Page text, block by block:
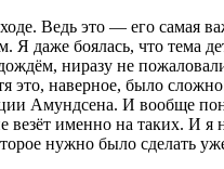
Ведь это — его
даже боялась, что тема
ниразу не
это, наверное, было
Амундсена. И вообще
везёт именно на таких. И
нужно было сделать